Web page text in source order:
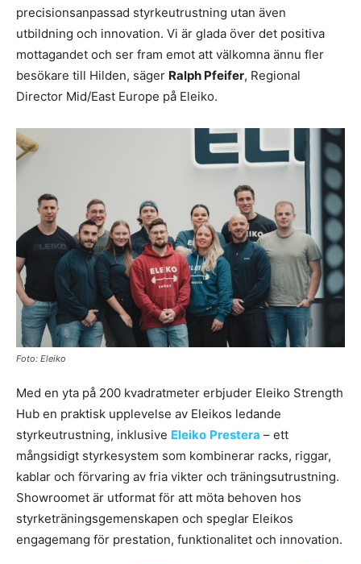
precisionsanpassad styrkeutrustning utan även
utbildning och innovation. Vi är glada över det positiva
mottagandet och ser fram emot att välkomna ännu fler
besökare till Hilden, säger Ralph Pfeifer, Regional
Director Mid/East Europe på Eleiko.
Foto: Eleiko
Med en yta på 200 kvadratmeter erbjuder Eleiko Strength
Hub en praktisk upplevelse av Eleikos ledande
styrkeutrustning, inklusive Eleiko Prestera – ett
mångsidigt styrkesystem som kombinerar racks, riggar,
kablar och förvaring av fria vikter och träningsutrustning.
Showroomet är utformat för att möta behoven hos
styrketräningsgemenskapen och speglar Eleikos
engagemang för prestation, funktionalitet och innovation.